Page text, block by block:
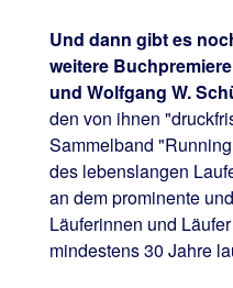
Und dann gibt es
weitere
und Wolfgang W.
den von ihnen
Sammelband
des lebenslangen
an dem prominente
Läuferinnen und
mindestens 30 Jahre